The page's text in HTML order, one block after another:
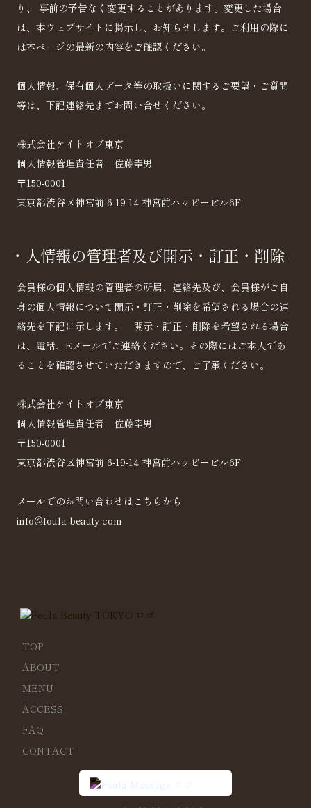
り、 事前の予告なく変更することがあります。変更した場合
は、本ウェブサイトに掲示し、お知らせします。ご利用の際に
は本ページの最新の内容をご確認ください。
個人情報、保有個人データ等の取扱いに関するご要望・ご質問
等は、下記連絡先までお問い合せください。
株式会社ケイトオブ東京
個人情報管理責任者 佐藤幸男
〒150-0001
東京都渋谷区神宮前 6-19-14 神宮前ハッピービル6F
・人情報の管理者及び開示・訂正・削除
会員様の個人情報の管理者の所属、連絡先及び、会員様がご自
身の個人情報について開示・訂正・削除を希望される場合の連
絡先を下記に示します。 開示・訂正・削除を希望される場合
は、電話、Eメールでご連絡ください。その際にはご本人であ
ることを確認させていただきますので、ご了承ください。
株式会社ケイトオブ東京
個人情報管理責任者 佐藤幸男
〒150-0001
東京都渋谷区神宮前 6-19-14 神宮前ハッピービル6F
メールでのお問い合わせはこちらから
info@foula-beauty.com
TOP
ABOUT
MENU
ACCESS
FAQ
CONTACT